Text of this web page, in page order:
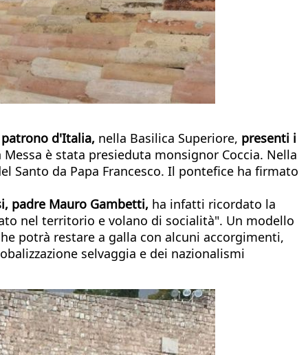
d'Italia, nella Basilica Superiore, presenti i
Messa è stata presieduta monsignor Coccia. Nella
Santo da Papa Francesco. Il pontefice ha firmato
padre Mauro Gambetti, ha infatti ricordato la
nel territorio e volano di socialità". Un modello
potrà restare a galla con alcuni accorgimenti,
selvaggia e dei nazionalismi